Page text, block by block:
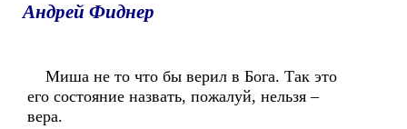
Андрей Фиднер
Миша не то что бы верил в Бога. Так это
его состояние назвать, пожалуй, нельзя –
вера.